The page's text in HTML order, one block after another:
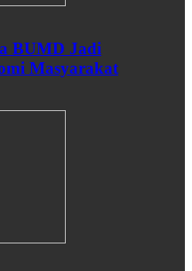
BUMD Jadi
Masyarakat